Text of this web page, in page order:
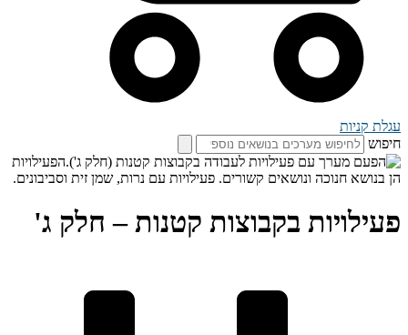
עגלת קניות
חיפוש
פעילויות בקבוצות קטנות – חלק ג'